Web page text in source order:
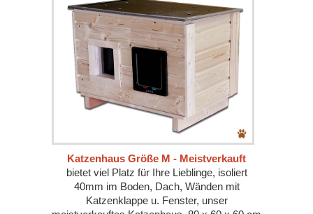
Katzenhaus Größe M - Meistverkauft
bietet viel Platz für Ihre Lieblinge, isoliert
40mm im Boden, Dach, Wänden mit
Katzenklappe u. Fenster, unser